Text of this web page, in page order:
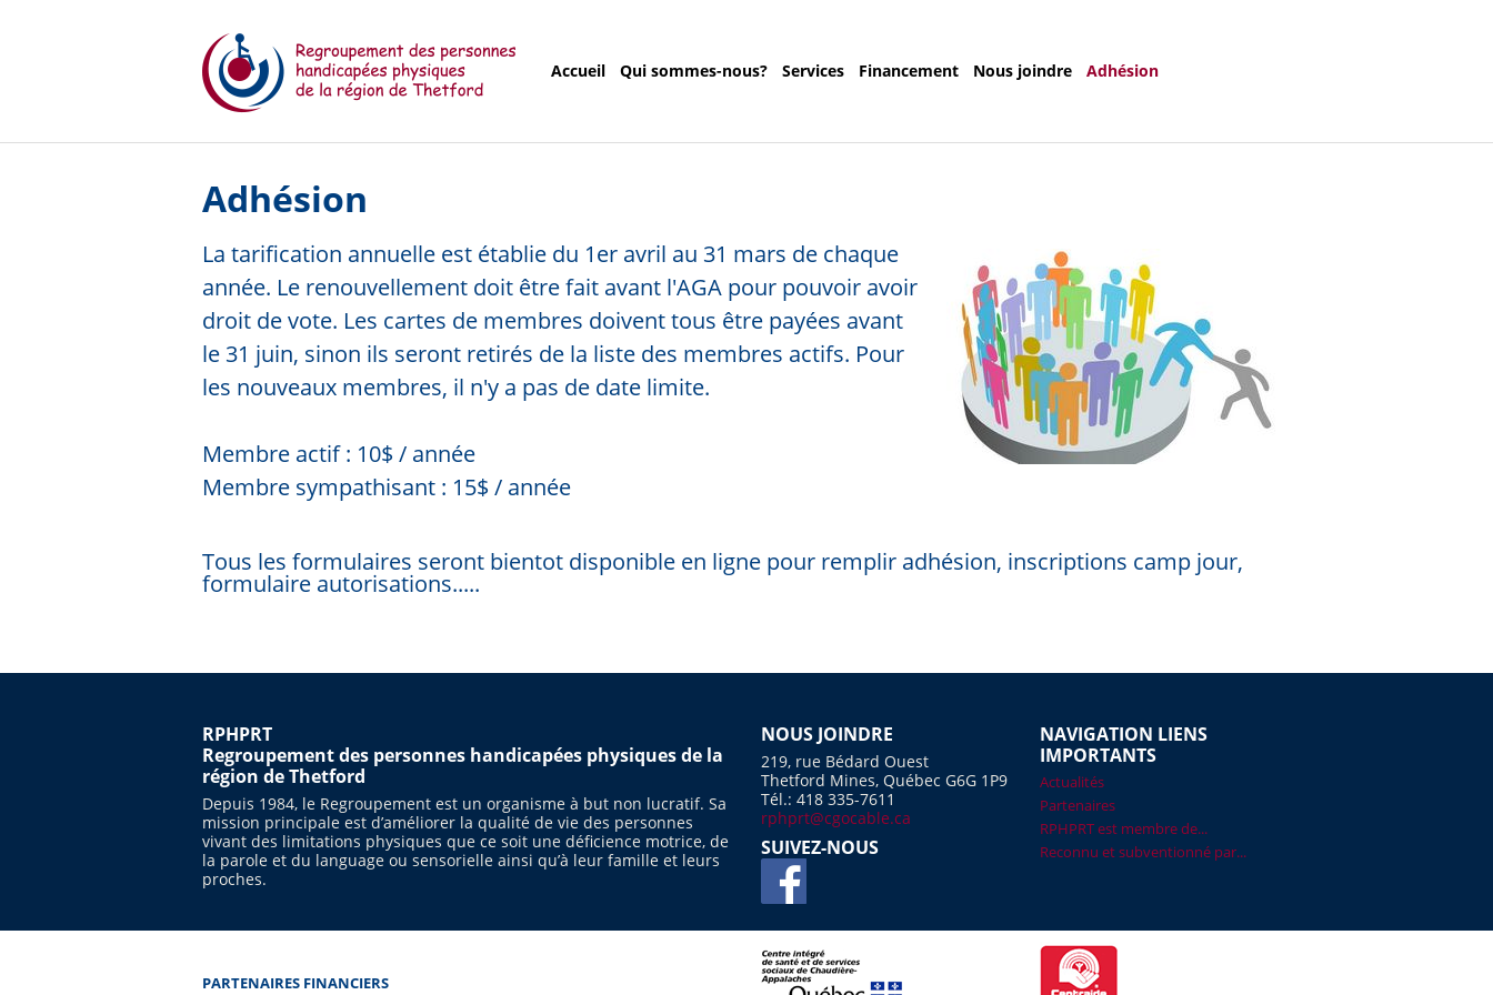
Accueil Qui sommes-nous? Services Financement Nous joindre Adhésion
Adhésion
La tarification annuelle est établie du 1er avril au 31 mars de chaque
année. Le renouvellement doit être fait avant l'AGA pour pouvoir avoir
droit de vote. Les cartes de membres doivent tous être payées avant
le 31 juin, sinon ils seront retirés de la liste des membres actifs. Pour
les nouveaux membres, il n'y a pas de date limite.
Membre actif : 10$ / année
Membre sympathisant : 15$ / année
Tous les formulaires seront bientot disponible en ligne pour remplir adhésion, inscriptions camp jour,
formulaire autorisations.....
RPHPRT
Regroupement des personnes handicapées physiques de la
région de Thetford
Depuis 1984, le Regroupement est un organisme à but non lucratif. Sa
mission principale est d’améliorer la qualité de vie des personnes
vivant des limitations physiques que ce soit une déficience motrice, de
la parole et du language ou sensorielle ainsi qu’à leur famille et leurs
proches.
NOUS JOINDRE
219, rue Bédard Ouest
Thetford Mines, Québec G6G 1P9
Tél.: 418 335-7611
rphprt@cgocable.ca
SUIVEZ-NOUS
NAVIGATION LIENS
IMPORTANTS
Actualités
Partenaires
RPHPRT est membre de...
Reconnu et subventionné par...
PARTENAIRES FINANCIERS